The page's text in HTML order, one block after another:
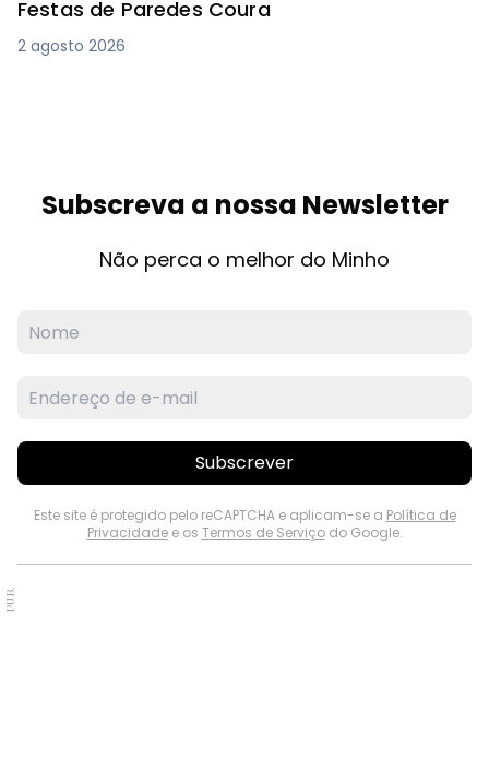
Festas de Paredes Coura
2 agosto 2026
Subscreva a nossa Newsletter
Não perca o melhor do Minho
Subscrever
Este site é protegido pelo reCAPTCHA e aplicam-se a Política de
Privacidadee os Termos de Serviçodo Google.
PUB.